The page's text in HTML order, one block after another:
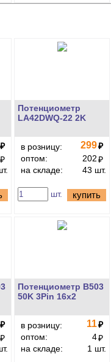
₽
₽
Потенциометр
LA42DWQ-22 2K
в розницу: 299₽
оптом:
202₽
на складе:
43 шт.
шт. купить
₽
₽
Потенциометр B503
50K 3Pin 16x2
в розницу: 11₽
оптом:
4₽
на складе:
1 шт.